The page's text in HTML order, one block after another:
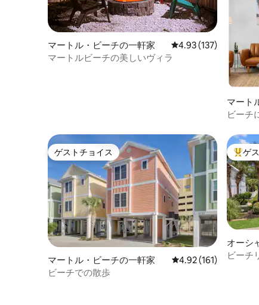
マートル・ビーチの一軒家 レビュー137件、5つ
4.93 (137)
マートルビーチの美しいヴィラ
マート
ビーチ
ゲストチョイス
ゲストチョイス
マートル・ビーチの一軒家 レビュー161件、5つ
4.92 (161)
ビーチでの散歩
大好
ゲ
オーシ
の一軒
ビーチ